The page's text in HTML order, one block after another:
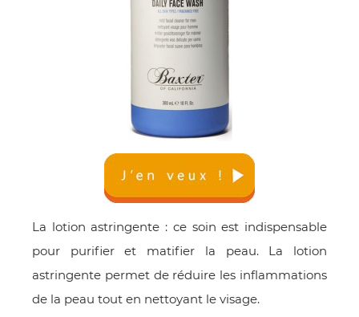
La lotion astringente : ce soin est indispensable
pour purifier et matifier la peau. La lotion
astringente permet de réduire les inflammations
de la peau tout en nettoyant le visage.